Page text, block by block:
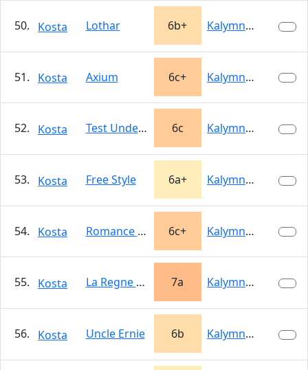
50. Kosta Lothar 6b+ Kalymnos
51. Kosta Axium 6c+ Kalymnos
52. Kosta Test Under Stress 6c Kalymnos
53. Kosta Free Style 6a+ Kalymnos
54. Kosta Romance of Stone 6c+ Kalymnos
55. Kosta La Regne De Saturne 7a Kalymnos
56. Kosta Uncle Ernie 6b Kalymnos